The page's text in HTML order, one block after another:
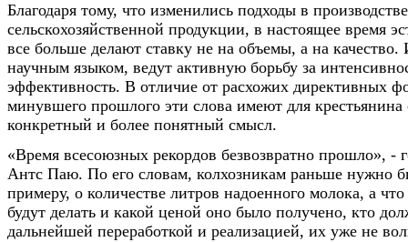
Благодаря тому, что изменились подходы в производстве
сельскохозяйственной продукции, в настоящее время
все больше делают ставку не на объемы, а на
научным языком, ведут активную борьбу за
эффективность. В отличие от расхожих директивных
минувшего прошлого эти слова имеют для крестьянина
конкретный и более понятный смысл.
«Время всесоюзных рекордов безвозвратно прошло», -
Антс Паю. По его словам, колхозникам раньше нужно
примеру, о количестве литров надоенного молока, а
будут делать и какой ценой оно было получено, кто
дальнейшей переработкой и реализацией, их уже не